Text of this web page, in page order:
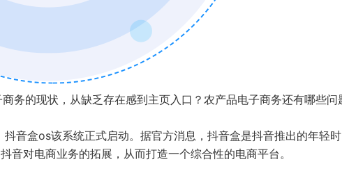
务的现状，从缺乏存在感到主页入口？农产品电子商务还有哪些问
音盒os该系统正式启动。据官方消息，抖音盒是抖音推出的年轻
音对电商业务的拓展，从而打造一个综合性的电商平台。